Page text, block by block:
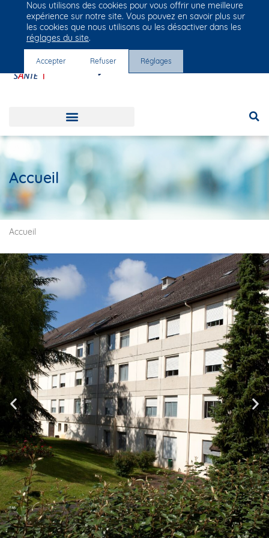
Groupe Vivalto Santé
Entre nous, la vie
Accueil
Accueil
Nous utilisons des cookies pour vous offrir une meilleure
expérience sur notre site. Vous pouvez en savoir plus sur
les cookies que nous utilisons ou les désactiver dans les
réglages du site.
Accepter Refuser Réglages